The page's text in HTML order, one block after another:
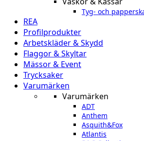
Tyg- och
REA
Profilprodukter
Arbetskläder & Skydd
Flaggor & Skyltar
Mässor & Event
Trycksaker
Varumärken
Varumärken
ADT
Anthem
Asquith&Fox
Atlantis